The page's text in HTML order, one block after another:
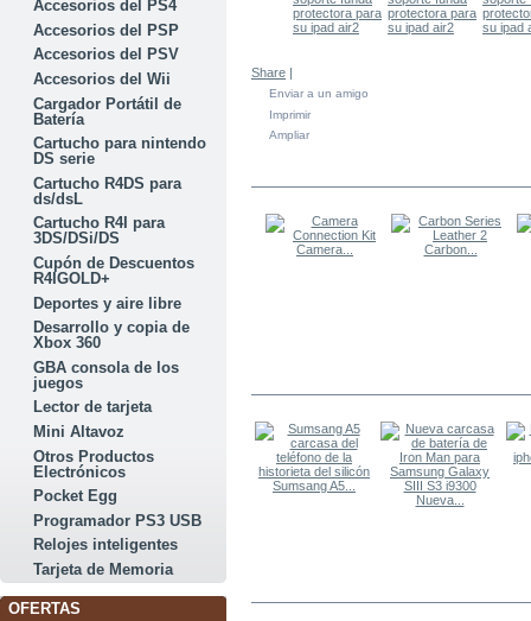
Accesorios del PS4
Accesorios del PSP
Accesorios del PSV
Accesorios del Wii
Cargador Portátil de
Batería
Cartucho para nintendo
DS serie
Cartucho R4DS para
ds/dsL
Cartucho R4I para
3DS/DSi/DS
Cupón de Descuentos
R4IGOLD+
Deportes y aire libre
Desarrollo y copia de
Xbox 360
GBA consola de los
juegos
Lector de tarjeta
Mini Altavoz
Otros Productos
Electrónicos
Pocket Egg
Programador PS3 USB
Relojes inteligentes
Tarjeta de Memoria
OFERTAS
Share |
Enviar a un amigo
Imprimir
Ampliar
Camera... Carbon...
Sumsang A5...
Nueva...